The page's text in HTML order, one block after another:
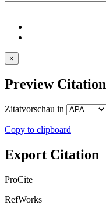
×
Preview Citation
Zitatvorschau in
Copy to clipboard
Export Citation
ProCite
RefWorks